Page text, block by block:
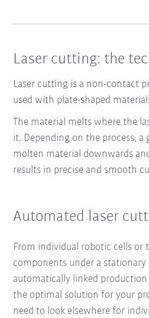
Laser cutting: the
Laser cutting is a non-contact
used with plate-shaped
The material melts where the
it. Depending on the process,
molten material downwards
results in precise and smooth
Automated laser
From individual robotic cells or
components under a stationary
automatically linked production
the optimal solution for your
need to look elsewhere for